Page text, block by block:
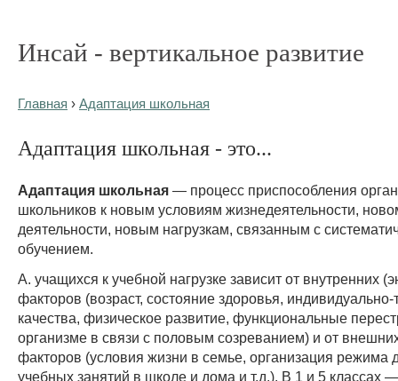
Инсай - вертикальное развитие
Главная › Адаптация школьная
Адаптация школьная - это...
Адаптация школьная — процесс приспособления
школьников к новым условиям жизнедеятельности,
деятельности, новым нагрузкам, связанным с
обучением.
А. учащихся к учебной нагрузке зависит от внутренних
факторов (возраст, состояние здоровья, индивидуально-
качества, физическое развитие, функциональные
организме в связи с половым созреванием) и от
факторов (условия жизни в семье, организация режима
учебных занятий в школе и дома и т.д.). В 1 и 5 классах